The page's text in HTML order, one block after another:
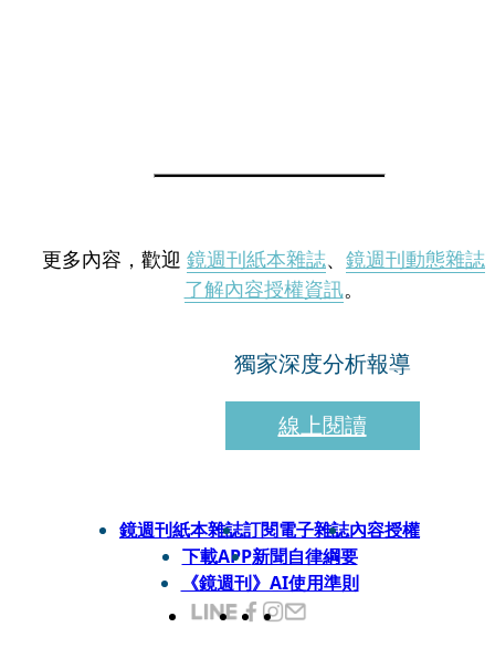
更多內容，歡迎 鏡週刊紙本雜誌、 鏡週刊動態雜誌
了解內容授權資訊。
獨家深度分析報導
線上閱讀
鏡週刊紙本雜誌訂閱電子雜誌內容授權
下載APP新聞自律綱要
《鏡週刊》AI使用準則